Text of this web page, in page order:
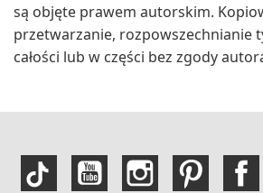
są objęte prawem autorskim.
przetwarzanie, rozpowszechnianie
całości lub w części bez zgody